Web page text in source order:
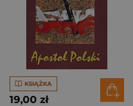
KSIĄŻKA
19,00 zł